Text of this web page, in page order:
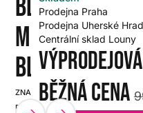
BLACKLIGHT
MONTEREY
BLUE STRAP
ZNAČKA:
DUNLOP
SKU:
HX0000000109145
Prodejna Praha
Prodejna Uherské
Centrální sklad Louny
Běžná cena